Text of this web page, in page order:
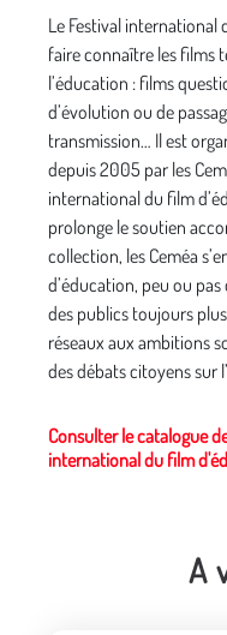
Le Festival international
faire connaître les films
l’éducation : films
d’évolution ou de
transmission… Il est
depuis 2005 par les
international du film
prolonge le soutien
collection, les Ceméa
d’éducation, peu ou
des publics toujours
réseaux aux ambitions
des débats citoyens sur
Consulter le catalogue
international du film
A